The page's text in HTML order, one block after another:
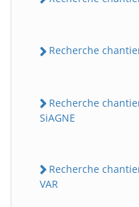
Recherche
Recherche
SiAGNE
Recherche
VAR